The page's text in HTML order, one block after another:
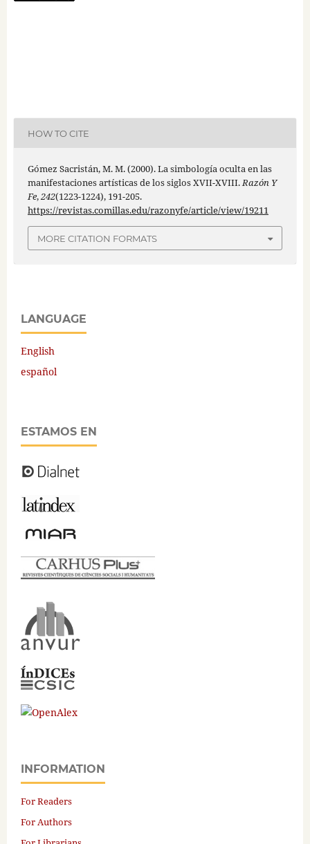
HOW TO CITE
Gómez Sacristán, M. M. (2000). La simbología oculta en las
manifestaciones artísticas de los siglos XVII-XVIII.Razón Y
Fe,242(1223-1224), 191-205.
https://revistas.comillas.edu/razonyfe/article/view/19211
MORE CITATION FORMATS
LANGUAGE
English
español
ESTAMOS EN
INFORMATION
For Readers
For Authors